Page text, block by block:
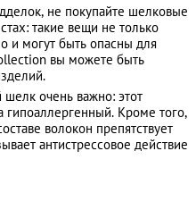
не покупайте шелковые
такие вещи не только
и могут быть опасны для
вы можете быть
очень важно: этот
гипоаллергенный. Кроме того,
волокон препятствует
антистрессовое действие